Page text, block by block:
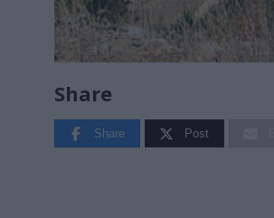
Share
Share Post